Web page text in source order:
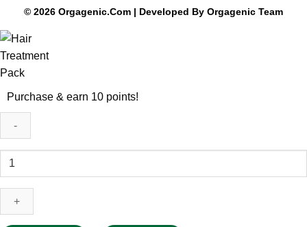
© 2026 Orgagenic.Com | Developed By Orgagenic Team
Purchase & earn 10 points!
Hair
Pack
quantity